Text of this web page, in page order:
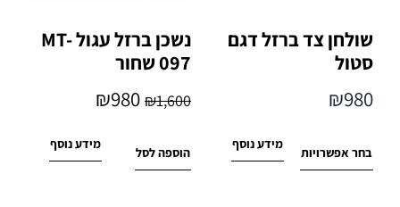
שולחן צד ברזל דגם
סטול
₪980
בחר אפשרויות
מידע נוסף
נשכן ברזל עגול MT-
097 שחור
₪1,600
₪980
הוספה לסל
מידע נוסף